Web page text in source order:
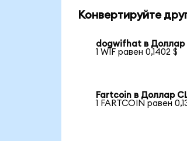
Конвертируйте
dogwifhat в
1 WIF равен 0,1402 $
Fartcoin в Доллар
1 FARTCOIN равен